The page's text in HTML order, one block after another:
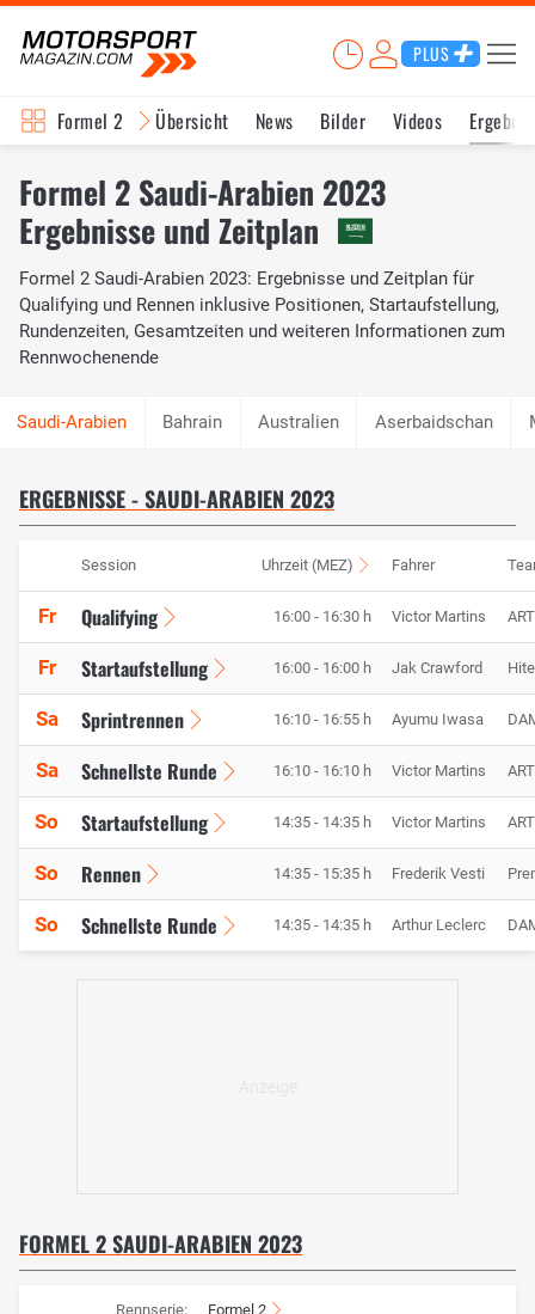
PLUS
Formel 2 Übersicht News Bilder Videos
Formel 2 Saudi-Arabien 2023
Ergebnisse und Zeitplan
Formel 2 Saudi-Arabien 2023: Ergebnisse und Zeitplan für
Qualifying und Rennen inklusive Positionen, Startaufstellung,
Rundenzeiten, Gesamtzeiten und weiteren Informationen zum
Rennwochenende
Bahrain Australien Aserbaidschan
ERGEBNISSE - SAUDI-ARABIEN 2023
Session Uhrzeit (MEZ) Fahrer
Fr Qualifying 16:00 - 16:30 h Victor Martins
Fr Startaufstellung 16:00 - 16:00 h Jak Crawford
Sa Sprintrennen 16:10 - 16:55 h Ayumu Iwasa
Sa Schnellste Runde 16:10 - 16:10 h Victor Martins
So Startaufstellung 14:35 - 14:35 h Victor Martins
So Rennen 14:35 - 15:35 h Frederik Vesti
So Schnellste Runde 14:35 - 14:35 h Arthur Leclerc
FORMEL 2 SAUDI-ARABIEN 2023
Rennserie: Formel 2